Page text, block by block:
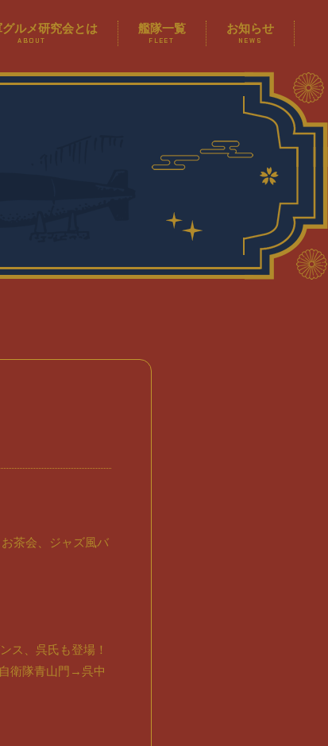
ルメ研究会とは
ABOUT
艦隊一覧
FLEET
お知らせ
NEWS
茶会、ジャズ風バ
ス、呉氏も登場！
衛隊青山門→呉中